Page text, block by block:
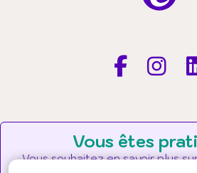
Vous êtes
Vous souhaitez en savoir plus